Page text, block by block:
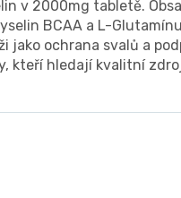
v 2000mg tabletě.
BCAA a L-
jako ochrana svalů a
kteří hledají kvalitní